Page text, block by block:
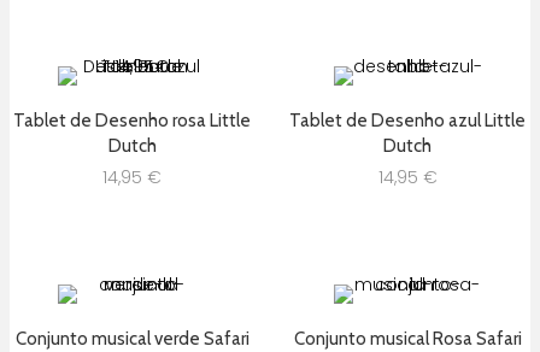
Tablet de Desenho rosa Little
Dutch
14,95 €
Tablet de Desenho azul Little
Dutch
14,95 €
Conjunto musical verde Safari
Conjunto musical Rosa Safari